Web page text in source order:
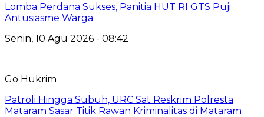
Lomba Perdana Sukses, Panitia HUT RI GTS Puji
Antusiasme Warga
Senin, 10 Agu 2026 - 08:42
Go Hukrim
Patroli Hingga Subuh, URC Sat Reskrim Polresta
Mataram Sasar Titik Rawan Kriminalitas di Mataram